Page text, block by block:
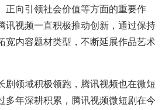
正向引领社会价值等方面的重要作
讯视频一直积极推动创新，通过保持
宽内容题材类型，不断延展作品艺术
剧领域积极领跑，腾讯视频也在微短
多年深耕积累，腾讯视频微短剧在今